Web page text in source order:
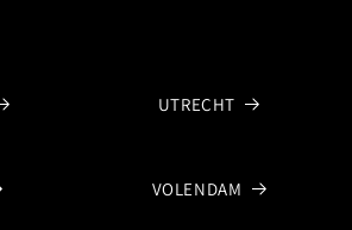
UTRECHT
VOLENDAM